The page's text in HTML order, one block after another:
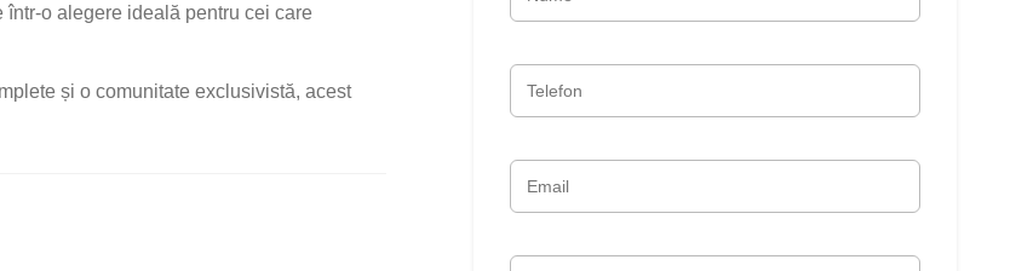
o alegere ideală pentru cei care
și o comunitate exclusivistă, acest